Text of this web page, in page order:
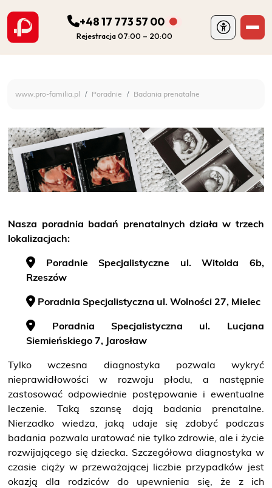
Szpital Specjalistyczny
+48 17 773 57 00
Rejestracja 07:00 – 20:00
FIZJOTERAPIA
DIAGNOSTYKA
DLA PACJENTA
O NAS
ONKOLOGIA
STOMATOLOGIA
SZUKAJ
Bezpłatne badania laboratoryjne
przez cały okres trwania ciąży
www.pro-familia.pl Poradnie Badania prenatalne
Nasza poradnia badań prenatalnych działa w trzech
lokalizacjach:
Poradnie Specjalistyczne ul. Witolda 6b,
Rzeszów
Poradnia Specjalistyczna ul. Wolności 27, Mielec
Poradnia Specjalistyczna ul. Lucjana
Siemieńskiego 7, Jarosław
Tylko wczesna diagnostyka pozwala wykryć
nieprawidłowości w rozwoju płodu, a następnie
zastosować odpowiednie postępowanie i ewentualne
leczenie. Taką szansę dają badania prenatalne.
Nierzadko wiedza, jaką udaje się zdobyć podczas
badania pozwala uratować nie tylko zdrowie, ale i życie
rozwijającego się dziecka. Szczegółowa diagnostyka w
czasie ciąży w przeważającej liczbie przypadków jest
okazją dla rodziców do upewnienia się, że z ich